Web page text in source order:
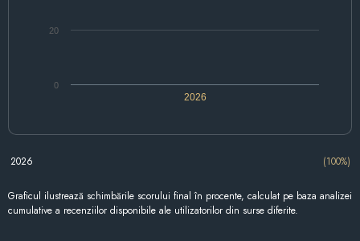
2026
0
20
2026 (100%)
Graficul ilustrează schimbările scorului final în procente, calculat pe baza analizei
cumulative a recenziilor disponibile ale utilizatorilor din surse diferite.